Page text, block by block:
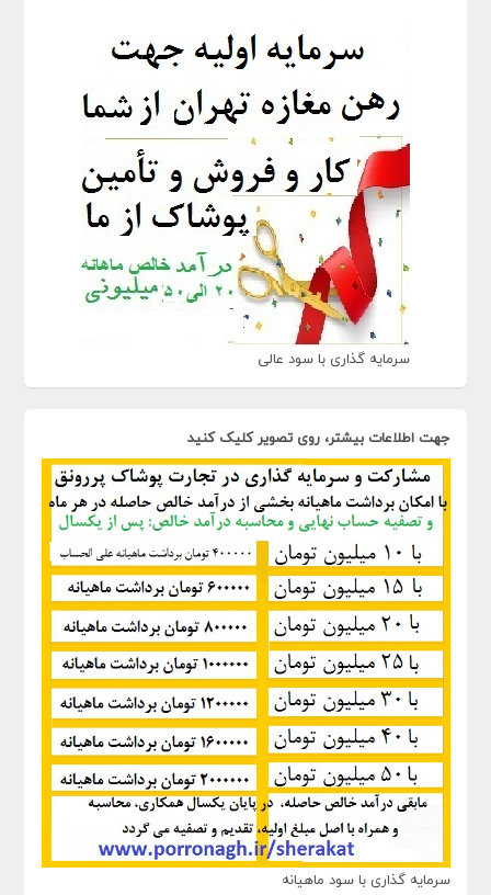
سرمایه گذاری با سود عالی
جهت اطلاعات بیشتر، روی تصویر کلیک کنید
سرمایه گذاری با سود ماهیانه